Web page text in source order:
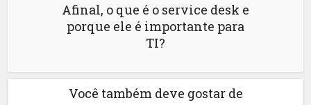
Afinal, o que é o service desk e
porque ele é importante para
TI?
Você também deve gostar de